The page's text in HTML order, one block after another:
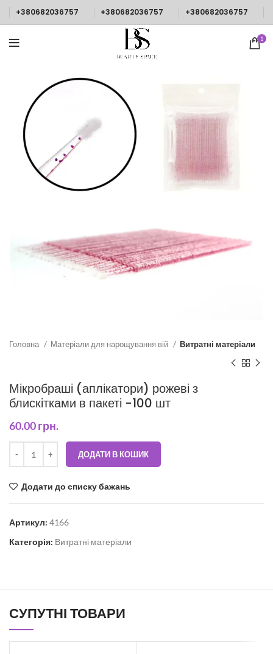
+380682036757 +380682036757 +380682036757
1
Головна Матеріали для нарощування вій Витратні матеріали
Мікробраші (аплікатори) рожеві з
блискітками в пакеті -100 шт
60.00грн.
ДОДАТИ В КОШИК
Додати до списку бажань
Артикул: 4166
Категорія: Витратні матеріали
СУПУТНІ ТОВАРИ